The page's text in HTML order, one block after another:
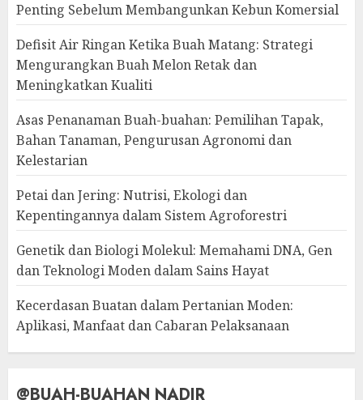
Penting Sebelum Membangunkan Kebun Komersial
Defisit Air Ringan Ketika Buah Matang: Strategi
Mengurangkan Buah Melon Retak dan
Meningkatkan Kualiti
Asas Penanaman Buah-buahan: Pemilihan Tapak,
Bahan Tanaman, Pengurusan Agronomi dan
Kelestarian
Petai dan Jering: Nutrisi, Ekologi dan
Kepentingannya dalam Sistem Agroforestri
Genetik dan Biologi Molekul: Memahami DNA, Gen
dan Teknologi Moden dalam Sains Hayat
Kecerdasan Buatan dalam Pertanian Moden:
Aplikasi, Manfaat dan Cabaran Pelaksanaan
@BUAH-BUAHAN NADIR